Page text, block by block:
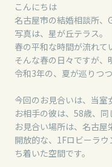
こんにちは
名古屋市の結婚相談所、
写真は、星が丘テラス。
春の平和な時間が流れて
そんな春の日々ですが、
令和3年の、夏が巡りつ
今回のお見合いは、当室
お相手の彼は、58歳、同
お見合い場所は、名古
開放的な、1Fロビーラウ
ち着いた空間です。